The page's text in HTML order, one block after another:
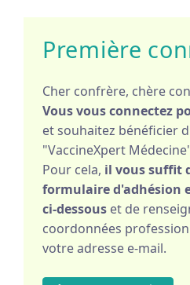
Première
Cher confrère, chère
Vous vous connectez
et souhaitez bénéficier
"VaccineXpert
Pour cela, il vous suffit
formulaire d'adhésion
ci-dessous et de
coordonnées
votre adresse e-mail.